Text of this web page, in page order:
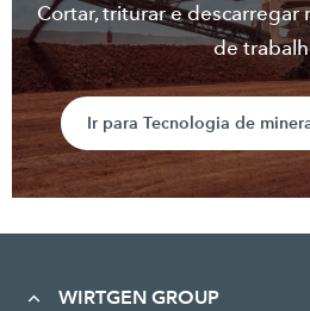
Cortar, triturar e descarregar
de
Ir para Tecnologia de
WIRTGEN GROUP